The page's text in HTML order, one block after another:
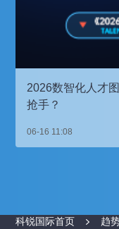
2026数智化人才
抢手？
06-16 11:08
科锐国际首页 趋